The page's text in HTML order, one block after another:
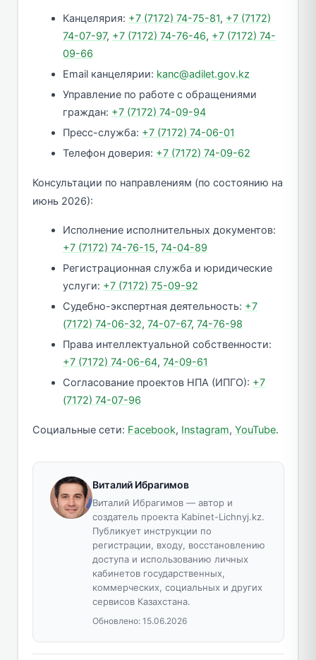
Канцелярия: +7 (7172) 74-75-81, +7 (7172)
74-07-97, +7 (7172) 74-76-46, +7 (7172) 74-
09-66
Email канцелярии: kanc@adilet.gov.kz
Управление по работе с обращениями
граждан: +7 (7172) 74-09-94
Пресс-служба: +7 (7172) 74-06-01
Телефон доверия: +7 (7172) 74-09-62
Консультации по направлениям (по состоянию на
июнь 2026):
Исполнение исполнительных документов:
+7 (7172) 74-76-15, 74-04-89
Регистрационная служба и юридические
услуги: +7 (7172) 75-09-92
Судебно-экспертная деятельность: +7
(7172) 74-06-32, 74-07-67, 74-76-98
Права интеллектуальной собственности:
+7 (7172) 74-06-64, 74-09-61
Согласование проектов НПА (ИПГО): +7
(7172) 74-07-96
Социальные сети: Facebook, Instagram, YouTube.
Виталий Ибрагимов
Виталий Ибрагимов — автор и
создатель проекта Kabinet-Lichnyj.kz.
Публикует инструкции по
регистрации, входу, восстановлению
доступа и использованию личных
кабинетов государственных,
коммерческих, социальных и других
сервисов Казахстана.
Обновлено: 15.06.2026